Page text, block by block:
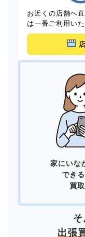
お近くの店舗へ
は一番ご利用い
家にいな
でき
買
出張